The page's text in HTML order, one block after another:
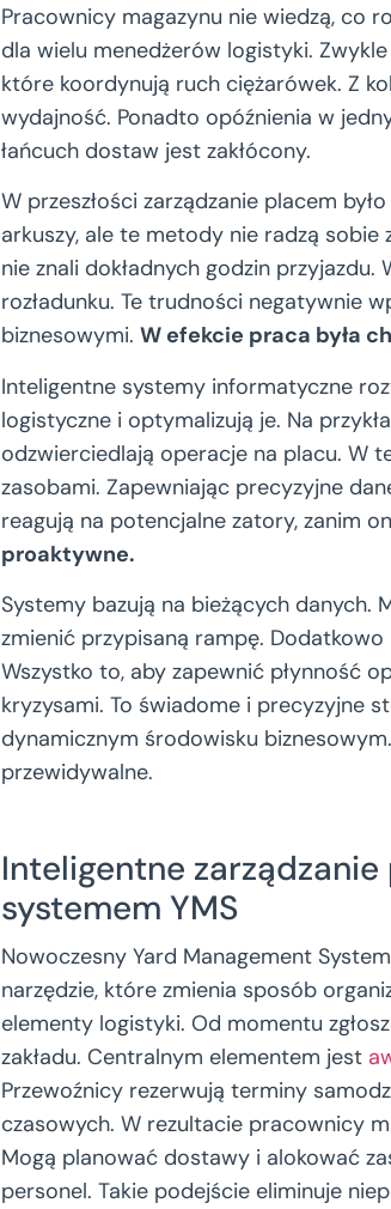
Pracownicy magazynu nie wiedzą, co
dla wielu menedżerów logistyki.
które koordynują ruch ciężarówek. Z
wydajność. Ponadto opóźnienia w
łańcuch dostaw jest zakłócony.
W przeszłości zarządzanie placem
arkuszy, ale te metody nie radzą
nie znali dokładnych godzin
rozładunku. Te trudności negatywnie
biznesowymi. W efekcie praca była
Inteligentne systemy informatyczne
logistyczne i optymalizują je. Na
odzwierciedlają operacje na placu. W
zasobami. Zapewniając precyzyjne
reagują na potencjalne zatory, zanim
proaktywne.
Systemy bazują na bieżących
zmienić przypisaną rampę.
Wszystko to, aby zapewnić płynność
kryzysami. To świadome i precyzyjne
dynamicznym środowisku
przewidywalne.
Inteligentne
systemem YMS
Nowoczesny Yard Management
narzędzie, które zmienia sposób
elementy logistyki. Od momentu
zakładu. Centralnym elementem jest
Przewoźnicy rezerwują terminy
czasowych. W rezultacie pracownicy
Mogą planować dostawy i alokować
personel. Takie podejście eliminuje